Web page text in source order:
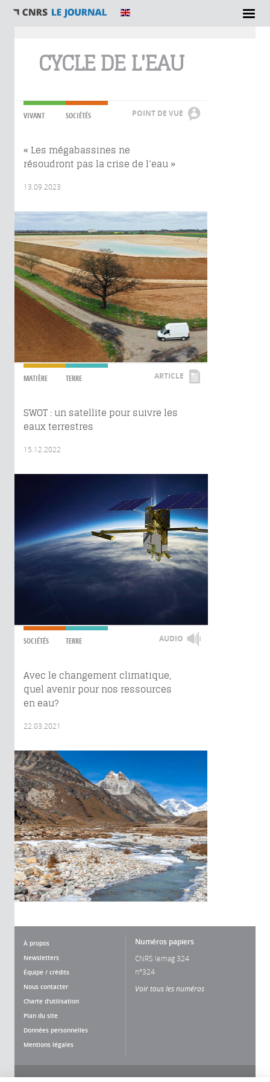
CYCLE DE L'EAU
VIVANT SOCIÉTÉS POINT DE VUE
« Les mégabassines ne
résoudront pas la crise de l’eau »
13.09.2023
MATIÈRE TERRE ARTICLE
SWOT : un satellite pour suivre les
eaux terrestres
15.12.2022
SOCIÉTÉS TERRE AUDIO
Avec le changement climatique,
quel avenir pour nos ressources
en eau?
22.03.2021
À propos
Newsletters
Équipe / crédits
Nous contacter
Charte d'utilisation
Plan du site
Données personnelles
Mentions légales
Numéros papiers
CNRS lemag 324
n°324
Voir tous les numéros